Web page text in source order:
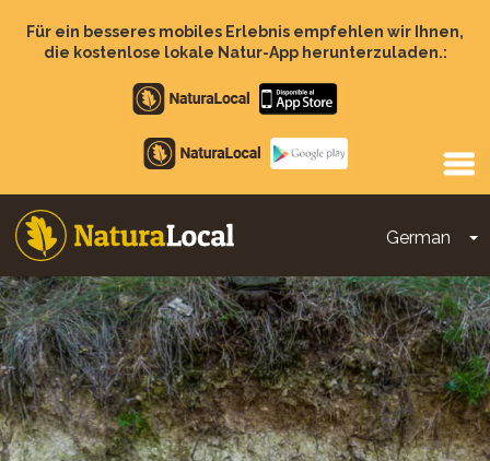
zumFür ein besseres mobiles Erlebnis empfehlen wir Ihnen,
die kostenlose lokale Natur-App herunterzuladen.:
Apple
store
Google
Play
German
Main
navigation